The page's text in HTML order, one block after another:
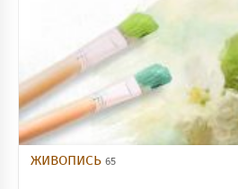
ЖИВОПИСЬ 65